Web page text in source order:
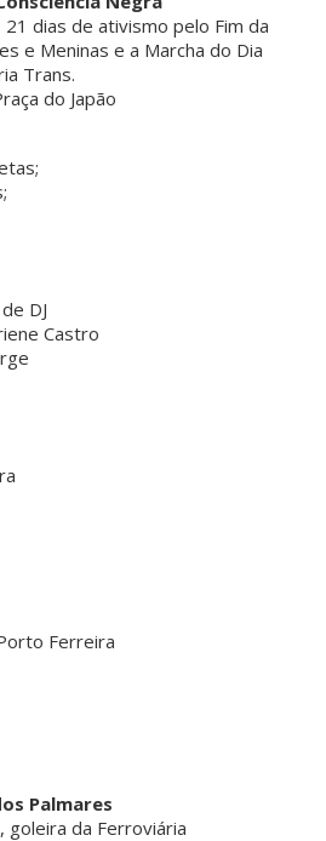
dias de ativismo pelo Fim da
e Meninas e a Marcha do Dia
Trans.
do Japão
DJ
Castro
Ferreira
Palmares
goleira da Ferroviária